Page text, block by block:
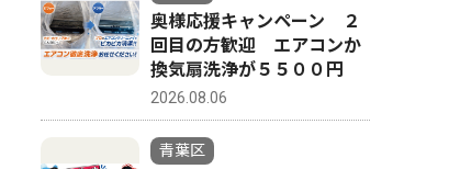
奥様応援キャンペーン ２
回目の方歓迎 エアコンか
換気扇洗浄が５５００円
2026.08.06
青葉区